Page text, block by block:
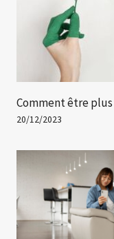
Comment être plus
20/12/2023